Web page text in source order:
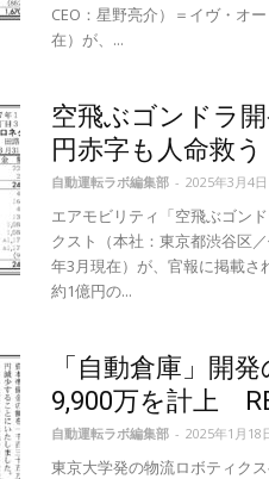
CEO：星野亮介）＝イヴ・オ
在）が、...
空飛ぶゴンドラ
円赤字も人命救
自動運転ラボ編集部 - 2025年3月4
エアモビリティ「空飛ぶゴン
クスト（本社：東京都渋谷区
年3月現在）が、官報に掲載さ
約1億円の...
「自動倉庫」開
9,900万を計上
自動運転ラボ編集部 - 2025年1月18
東京大学発の物流ロボティク